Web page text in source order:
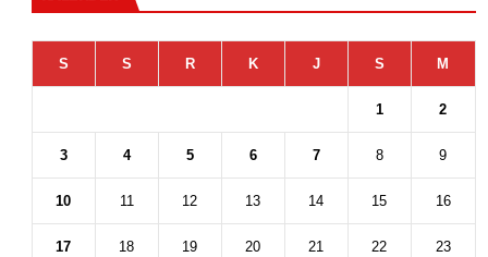
S S R K J S M
1 2
3 4 5 6 7 8 9
10 11 12 13 14 15 16
17 18 19 20 21 22 23